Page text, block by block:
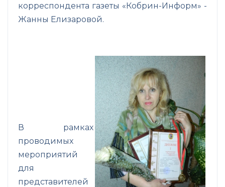
корреспондента газеты «Кобрин-Информ» -
Жанны Елизаровой.
В рамках
проводимых
мероприятий
для
представителей